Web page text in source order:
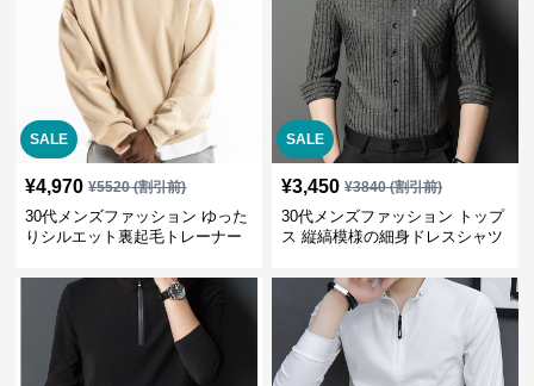
SALE
¥4,970 ¥5520(割引前)
30代メンズファッション ゆった
りシルエット裏起毛トレーナー
SALE
¥3,450 ¥3840(割引前)
30代メンズファッション トップ
ス 縦縞模様の細身ドレスシャツ